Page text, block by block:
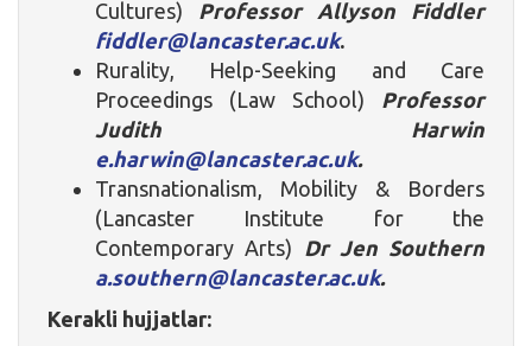
Cultures) Professor
Allyson Fiddler
fiddler@lancaster.ac.uk.
Rurality, Help-Seeking and Care
Proceedings (Law School) Professor
Judith Harwin
e.harwin@lancaster.ac.uk.
Transnationalism, Mobility & Borders
(Lancaster Institute for the
Contemporary Arts)
Dr Jen Southern
a.southern@lancaster.ac.uk.
Kerakli hujjatlar: